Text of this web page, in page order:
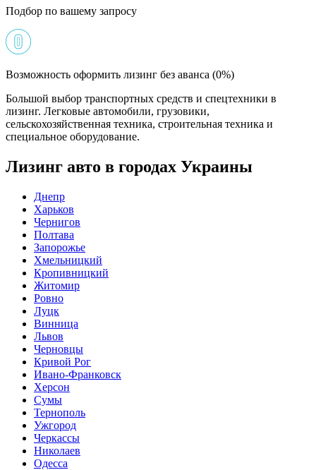
Подбор по вашему запросу
Возможность оформить лизинг без аванса (0%)
Большой выбор транспортных средств и спецтехники в
лизинг. Легковые автомобили, грузовики,
сельскохозяйственная техника, строительная техника и
специальное оборудование.
Лизинг авто в городах Украины
Днепр
Харьков
Чернигов
Полтава
Запорожье
Хмельницкий
Кропивницкий
Житомир
Ровно
Луцк
Винница
Львов
Черновцы
Кривой Рог
Ивано-Франковск
Херсон
Сумы
Тернополь
Ужгород
Черкассы
Николаев
Одесса